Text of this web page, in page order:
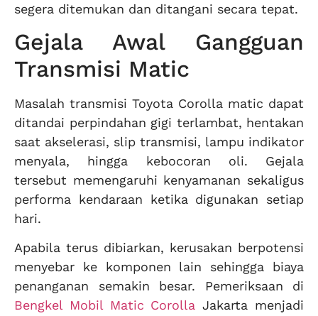
segera ditemukan dan ditangani secara tepat.
Gejala Awal Gangguan
Transmisi Matic
Masalah transmisi Toyota Corolla matic dapat
ditandai perpindahan gigi terlambat, hentakan
saat akselerasi, slip transmisi, lampu indikator
menyala, hingga kebocoran oli. Gejala
tersebut memengaruhi kenyamanan sekaligus
performa kendaraan ketika digunakan setiap
hari.
Apabila terus dibiarkan, kerusakan berpotensi
menyebar ke komponen lain sehingga biaya
penanganan semakin besar. Pemeriksaan di
Bengkel Mobil Matic Corolla Jakarta menjadi